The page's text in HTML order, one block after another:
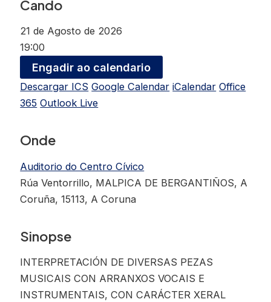
Cando
21 de Agosto de 2026
19:00
Engadir ao calendario
Descargar ICS Google Calendar iCalendar Office
365 Outlook Live
Onde
Auditorio do Centro Cívico
Rúa Ventorrillo, MALPICA DE BERGANTIÑOS, A
Coruña, 15113, A Coruna
Sinopse
INTERPRETACIÓN DE DIVERSAS PEZAS
MUSICAIS CON ARRANXOS VOCAIS E
INSTRUMENTAIS, CON CARÁCTER XERAL